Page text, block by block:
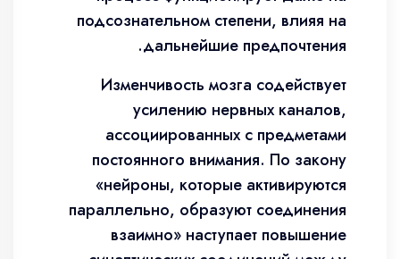
подсознательном степени, влияя на
дальнейшие предпочтения.
Изменчивость мозга содействует
усилению нервных каналов,
ассоциированных с предметами
постоянного внимания. По закону
«нейроны, которые активируются
параллельно, образуют соединения
взаимно» наступает повышение